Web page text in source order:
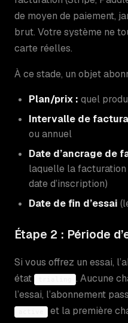
de moyen de paiement,
brut. Votre système ne
carte réelles.
À ce stade, un objet
Plan/prix : quel
Intervalle de
ou annuel
Date d’ancrage de
laquelle la
date d’inscription)
Date de fin d’essai
Étape 2 : Période
Si vous offrez un essai,
état
. Aucune
l’essai, l’abonnement
et la première